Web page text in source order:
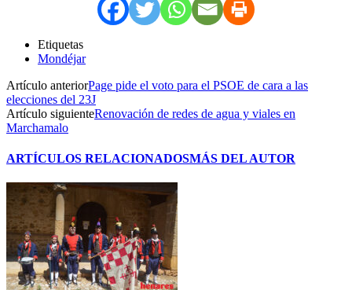
Etiquetas
Mondéjar
Artículo anteriorPage pide el voto para el PSOE de cara a las
elecciones del 23J
Artículo siguienteRenovación de redes de agua y viales en
Marchamalo
ARTÍCULOS RELACIONADOSMÁS DEL AUTOR